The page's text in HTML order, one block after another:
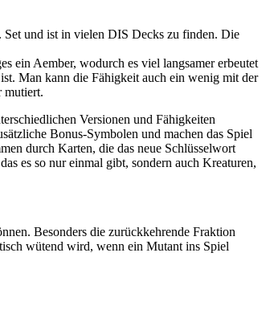
Set und ist in vielen DIS Decks zu finden. Die
ein Aember, wodurch es viel langsamer erbeutet
Man kann die Fähigkeit auch ein wenig mit der
mutiert.
Versionen und Fähigkeiten
Bonus-Symbolen und machen das Spiel
durch Karten, die das neue Schlüsselwort
es so nur einmal gibt, sondern auch Kreaturen,
Besonders die zurückkehrende Fraktion
wütend wird, wenn ein Mutant ins Spiel